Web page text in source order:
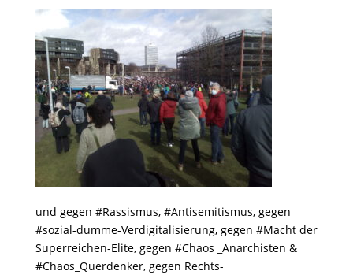
und gegen #Rassismus, #Antisemitismus, gegen
#sozial-dumme-Verdigitalisierung, gegen #Macht der
Superreichen-Elite, gegen #Chaos _Anarchisten &
#Chaos_Querdenker, gegen Rechts-